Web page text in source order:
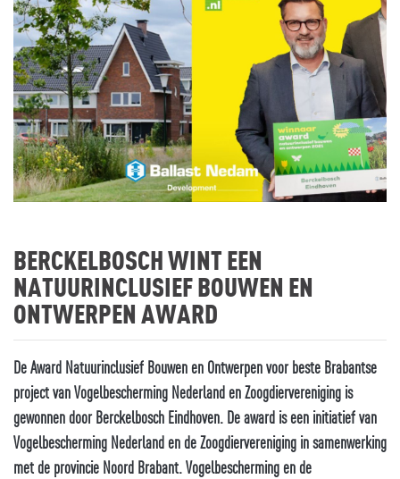
BERCKELBOSCH WINT EEN
NATUURINCLUSIEF BOUWEN EN
ONTWERPEN AWARD
De Award Natuurinclusief Bouwen en Ontwerpen voor beste Brabantse
project van Vogelbescherming Nederland en Zoogdiervereniging is
gewonnen door Berckelbosch Eindhoven. De award is een initiatief van
Vogelbescherming Nederland en de Zoogdiervereniging in samenwerking
met de provincie Noord Brabant. Vogelbescherming en de